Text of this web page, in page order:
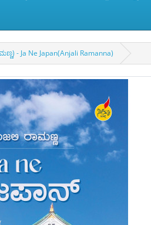
- Ja Ne Japan(Anjali Ramanna)